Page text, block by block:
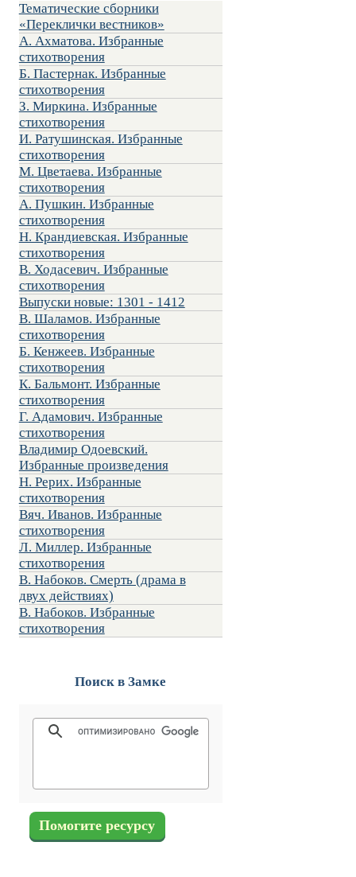
Тематические сборники
«Переклички вестников»
А. Ахматова. Избранные
стихотворения
Б. Пастернак. Избранные
стихотворения
З. Миркина. Избранные
стихотворения
И. Ратушинская. Избранные
стихотворения
М. Цветаева. Избранные
стихотворения
А. Пушкин. Избранные
стихотворения
Н. Крандиевская. Избранные
стихотворения
В. Ходасевич. Избранные
стихотворения
Выпуски новые: 1301 - 1412
В. Шаламов. Избранные
стихотворения
Б. Кенжеев. Избранные
стихотворения
К. Бальмонт. Избранные
стихотворения
Г. Адамович. Избранные
стихотворения
Владимир Одоевский.
Избранные произведения
Н. Рерих. Избранные
стихотворения
Вяч. Иванов. Избранные
стихотворения
Л. Миллер. Избранные
стихотворения
В. Набоков. Смерть (драма в
двух действиях)
В. Набоков. Избранные
стихотворения
Поиск в Замке
Помогите ресурсу